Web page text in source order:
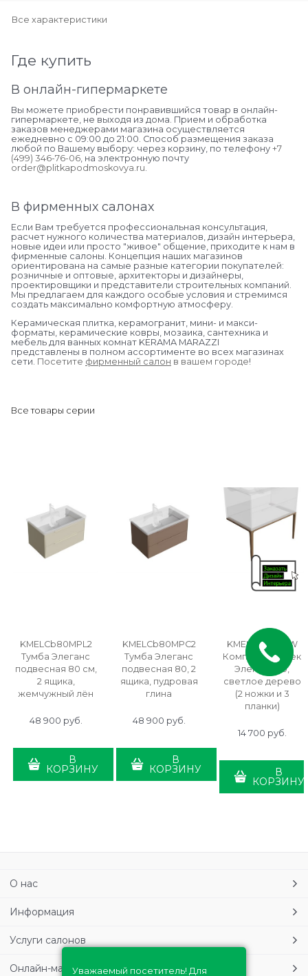
Все характеристики
Где купить
В онлайн-гипермаркете
Вы можете приобрести понравившийся товар в онлайн-
гипермаркете, не выходя из дома. Прием и обработка
заказов менеджерами магазина осуществляется
ежедневно с 09:00 до 21:00. Способ размещения заказа
любой по Вашему выбору: через корзину, по телефону +7
(499) 346-76-06 , на электронную почту
order@plitkapodmoskovya.ru
В фирменных салонах
Если Вам требуется профессиональная консультация,
расчет нужного количества материалов, дизайн интерьера,
новые идеи или просто "живое" общение, приходите к нам в
фирменные салоны. Концепция наших магазинов
ориентирована на самые разные категории покупателей:
розничные и оптовые, архитекторы и дизайнеры,
проектировщики и представители строительных компаний.
Мы предлагаем для каждого особые условия и стремимся
создать максимально комфортную атмосферу.
Керамическая плитка, керамогранит, мини- и макси-
форматы, керамические ковры, мозаика, сантехника и
мебель для ванных комнат KERAMA MARAZZI
представлены в полном ассортименте во всех магазинах
сети. Посетите фирменный салон в вашем городе!
Все товары серии
KMELCb80MPL2
Тумба Элеганс
подвесная 80 см,
2 ящика,
жемчужный лён
48 900 руб.
В
КОРЗИНУ
KMELCb80MPC2
Тумба Элеганс
подвесная 80, 2
ящика, пудровая
глина
48 900 руб.
В
КОРЗИНУ
KMELLg80MSW
Комплект ножек
Элеганс 80,
светлое дерево
(2 ножки и 3
планки)
14 700 руб.
В
КОРЗИНУ
О нас
Информация
Услуги салонов
Онлайн-магазинУважаемый посетитель! Для